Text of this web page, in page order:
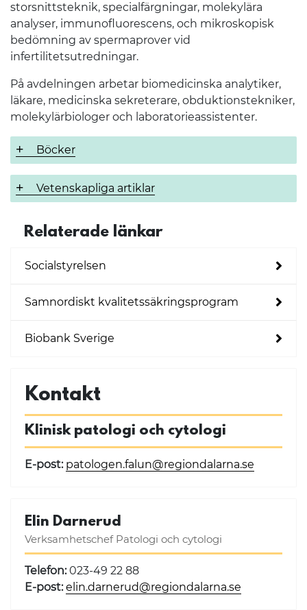
storsnittsteknik, specialfärgningar, molekylära
analyser, immunofluorescens, och mikroskopisk
bedömning av spermaprover vid
infertilitetsutredningar.
På avdelningen arbetar biomedicinska analytiker,
läkare, medicinska sekreterare, obduktionstekniker,
molekylärbiologer och laboratorieassistenter.
Böcker
Vetenskapliga artiklar
Relaterade länkar
Socialstyrelsen
Samnordiskt kvalitetssäkringsprogram
Biobank Sverige
Kontakt
Klinisk patologi och cytologi
E-post: patologen.falun@regiondalarna.se
Elin Darnerud
Verksamhetschef Patologi och cytologi
Telefon:023-49 22 88
E-post:elin.darnerud@regiondalarna.se